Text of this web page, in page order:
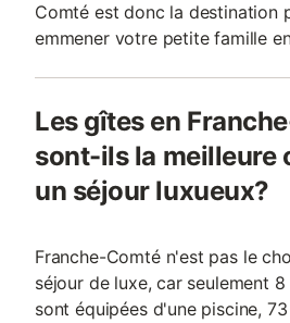
Comté est donc la destination
emmener votre petite famille
Les gîtes en
sont-ils la meilleure
un séjour luxueux?
Franche-Comté n'est pas le
séjour de luxe, car seulement
sont équipées d'une piscine,